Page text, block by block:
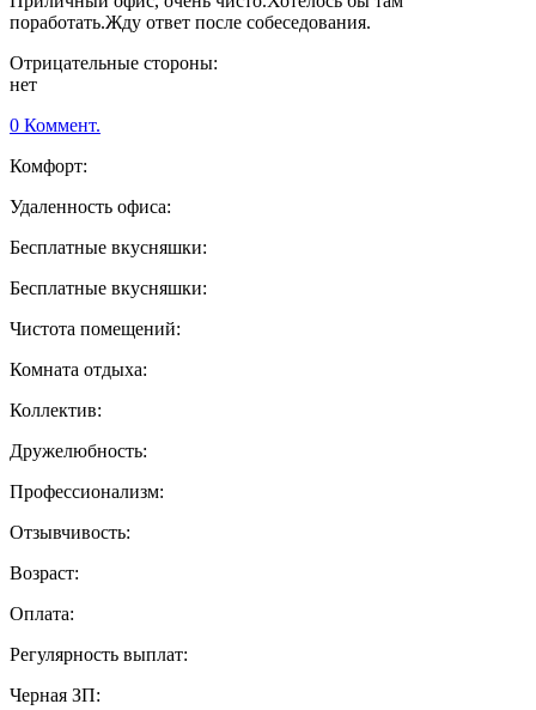
поработать.Жду ответ после собеседования.
Отрицательные стороны:
нет
0 Коммент.
Комфорт:
Удаленность офиса:
Бесплатные вкусняшки:
Бесплатные вкусняшки:
Чистота помещений:
Комната отдыха:
Коллектив:
Дружелюбность:
Профессионализм:
Отзывчивость:
Возраст:
Оплата:
Регулярность выплат:
Черная ЗП: